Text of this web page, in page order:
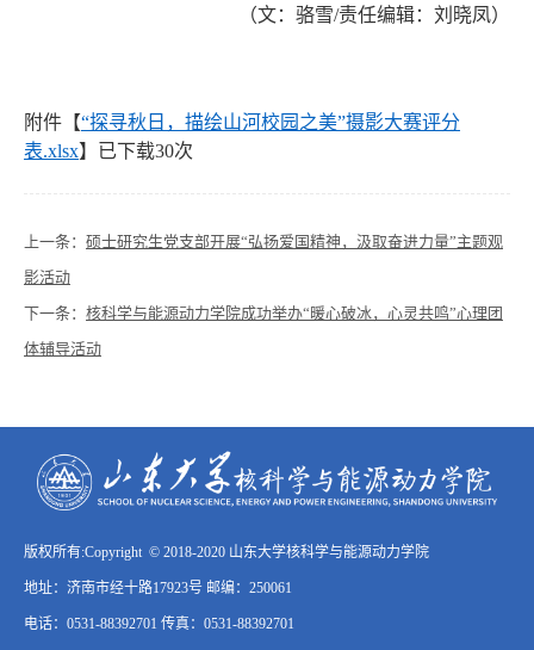
（文：骆雪/责任编辑：刘晓凤）
附件【“探寻秋日，描绘山河校园之美”摄影大赛评分
表.xlsx】已下载30次
上一条： 硕士研究生党支部开展“弘扬爱国精神，汲取奋进力量”主题观
影活动
下一条： 核科学与能源动力学院成功举办“暖心破冰，心灵共鸣”心理团
体辅导活动
版权所有:Copyright © 2018-2020 山东大学核科学与能源动力学院
地址：济南市经十路17923号 邮编：250061
电话：0531-88392701 传真：0531-88392701